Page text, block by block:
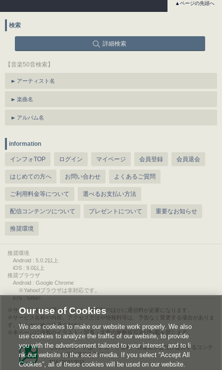
▲ページの先頭へ
検索
詳細検索
【音楽50音検索】
アーティスト名
楽曲名
アルバム名
information
インフォTOP ログイン マイページ 会員登録 会員退会
はじめての方へ お問い合わせ よくあるご質問
ご利用料金等について 選べるお支払い方法
配信コンテンツについて プレゼントについて 重要なお知らせ
推奨環境
推奨環境
Android : 5.0.2以上
iOS : 9.0以上
推奨ブラウザ
Android : Google Chrome
※Yahoo!ブラウザは非対応です。
iOS : Safari
サービスをご利用されるには、情報料のほかに通信料が必要になります。
サービス名称や内容、アクセス方法や情報料等は、予告なく変更する場合がありま
す。あらかじめご了承ください。
本ページに掲載のイラスト・写真・文章の無断複写及び転載を禁じます。
このエルマークは、レコード会社・映像製作会社が提供するコンテ
ンツを示す登録商標です。
RIAJ00013011
Our use of Cookies
We use cookies to make our website work properly. We also
use cookies to analyze the traffic of our website, to provide
you with the advertisement tailored to your interest, and to li
nk our website to the social media. If you select “Accept All
Cookies”, all of these cookies will be used on our website.